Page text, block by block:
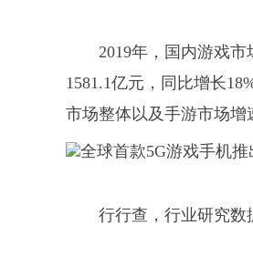
2019年，国内游戏
1581.1亿元，同比增长
市场整体以及手游市场增
行行查，行业研究数